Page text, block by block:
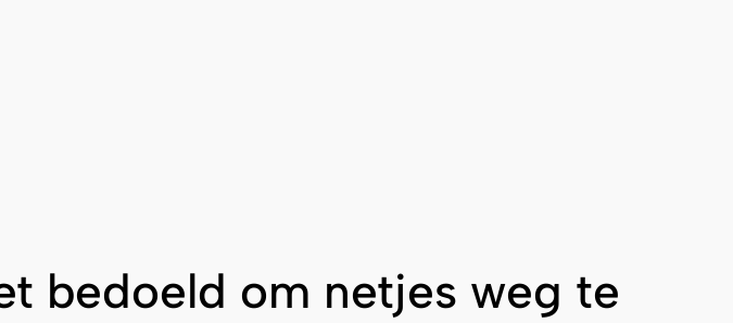
bedoeld om netjes weg te